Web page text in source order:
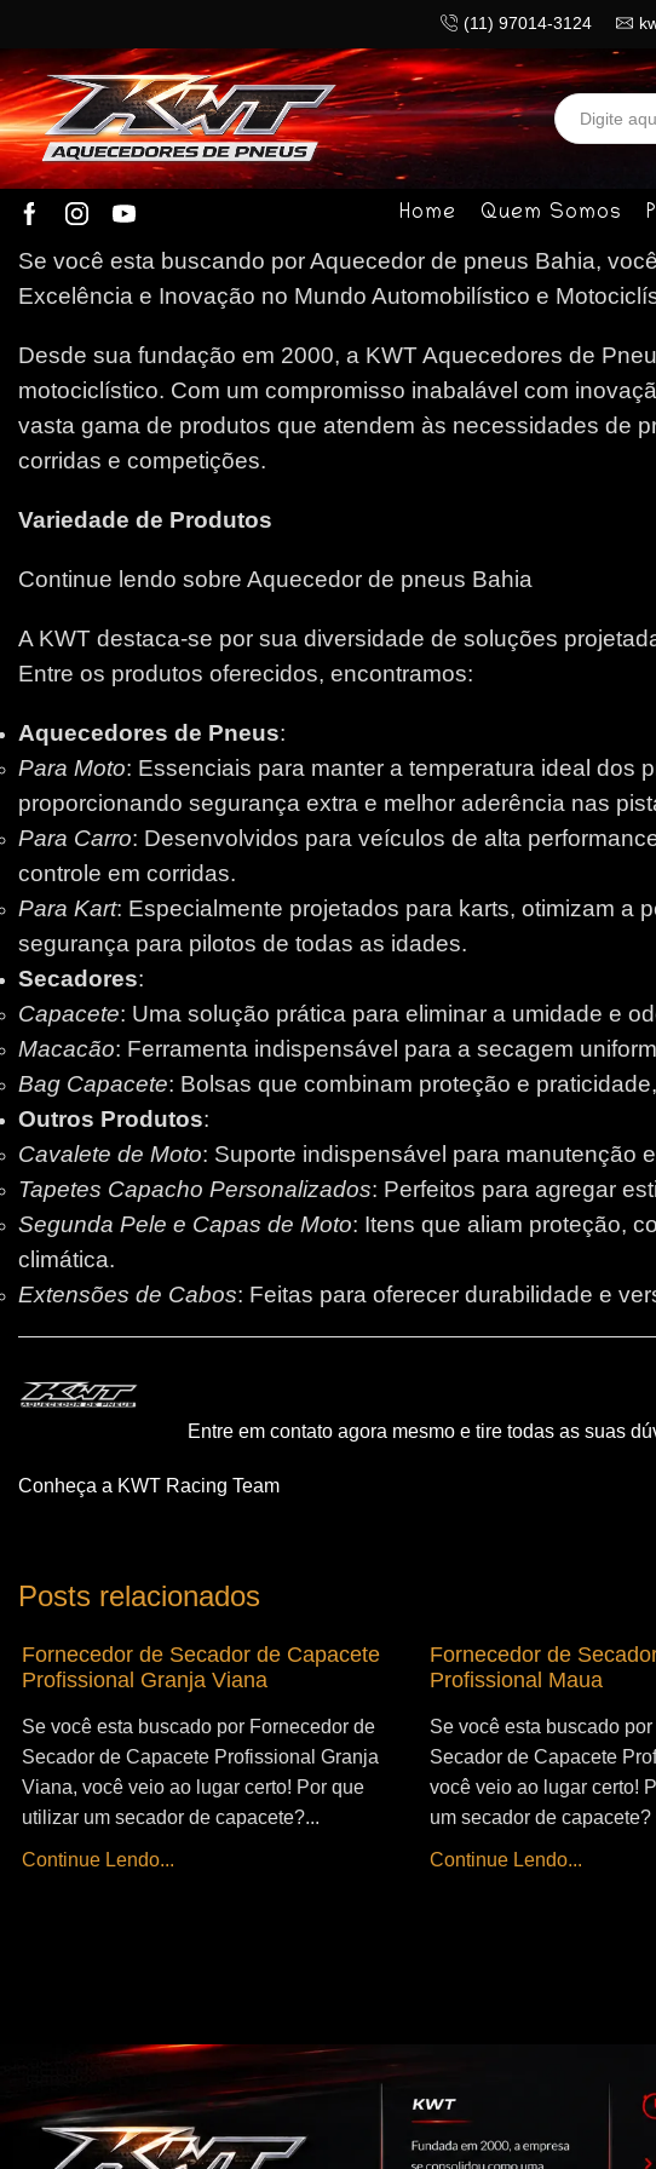
(11) 97014-3124
Home Quem Somos
Se você esta buscando por Aquecedor de pneus Bahia,
Excelência e Inovação no Mundo Automobilístico e
Desde sua fundação em 2000, a KWT Aquecedores de
motociclístico. Com um compromisso inabalável com
vasta gama de produtos que atendem às necessidades de
corridas e competições.
Variedade de Produtos
Continue lendo sobre Aquecedor de pneus Bahia
A KWT destaca-se por sua diversidade de soluções
Entre os produtos oferecidos, encontramos:
Aquecedores de Pneus:
Para Moto: Essenciais para manter a temperatura ideal dos
proporcionando segurança extra e melhor aderência nas
Para Carro: Desenvolvidos para veículos de alta
controle em corridas.
Para Kart: Especialmente projetados para karts, otimizam a
segurança para pilotos de todas as idades.
Secadores:
Capacete: Uma solução prática para eliminar a umidade e
Macacão: Ferramenta indispensável para a secagem
Bag Capacete: Bolsas que combinam proteção e
Outros Produtos:
Cavalete de Moto: Suporte indispensável para manutenção
Tapetes Capacho Personalizados: Perfeitos para agregar
Segunda Pele e Capas de Moto: Itens que aliam proteção,
climática.
Extensões de Cabos: Feitas para oferecer durabilidade e
Entre em contato agora mesmo e tire todas as suas
Conheça a KWT Racing Team
Posts relacionados
Fornecedor de Secador de Capacete
Profissional Granja Viana
Se você esta buscado por Fornecedor de
Secador de Capacete Profissional Granja
Viana, você veio ao lugar certo! Por que
utilizar um secador de capacete?...
Continue Lendo...
Fornecedor de
Profissional Maua
Se você esta buscado
Secador de Capacete
você veio ao lugar certo!
um secador de capacete?
Continue Lendo...